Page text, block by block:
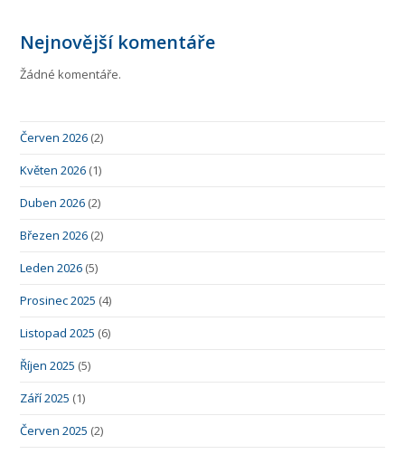
Nejnovější komentáře
Žádné komentáře.
Červen 2026 (2)
Květen 2026 (1)
Duben 2026 (2)
Březen 2026 (2)
Leden 2026 (5)
Prosinec 2025 (4)
Listopad 2025 (6)
Říjen 2025 (5)
Září 2025 (1)
Červen 2025 (2)